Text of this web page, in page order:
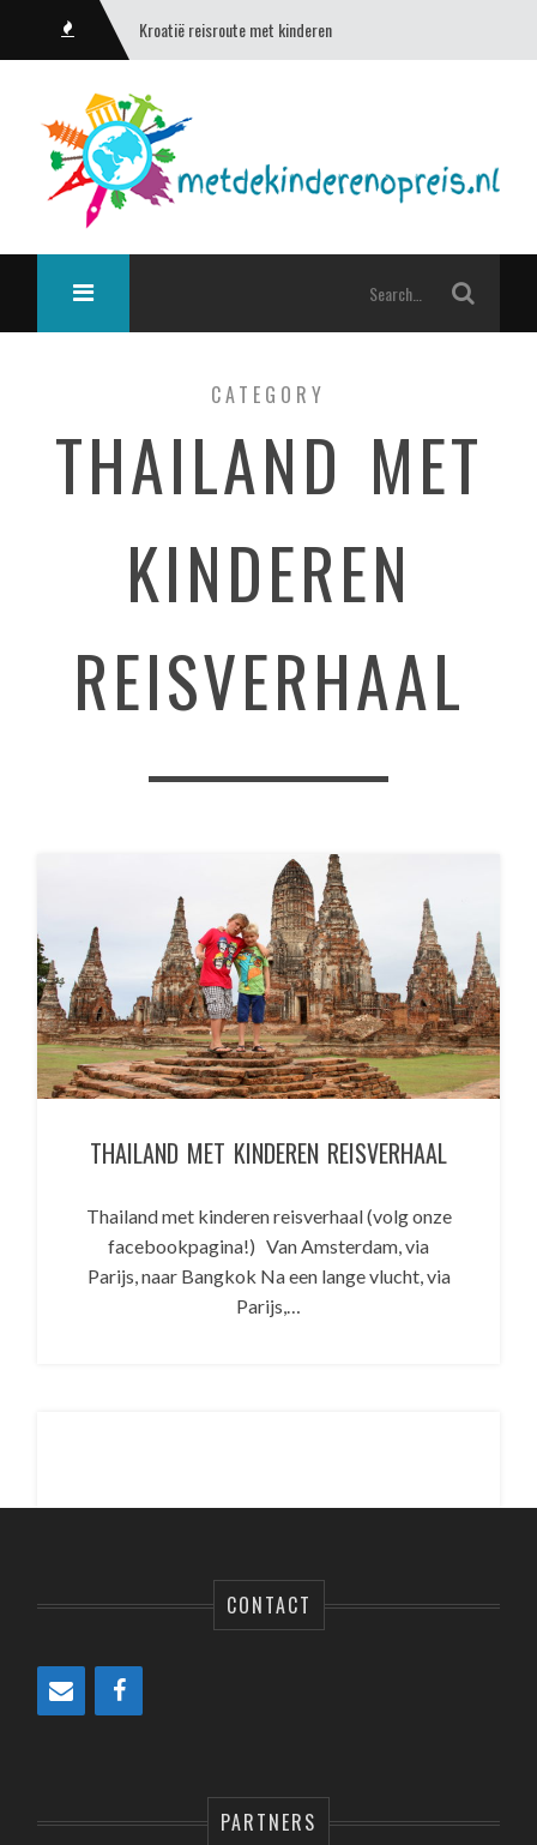
Kroatië reisroute met kinderen
CATEGORY
THAILAND MET
KINDEREN
REISVERHAAL
THAILAND MET KINDEREN REISVERHAAL
Thailand met kinderen reisverhaal (volg onze
facebookpagina!) Van Amsterdam, via
Parijs, naar Bangkok Na een lange vlucht, via
Parijs,…
CONTACT
PARTNERS